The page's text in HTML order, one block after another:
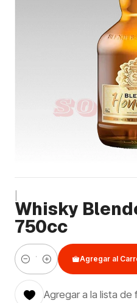
Whisky
750cc
Cantidad
Agregar al
Agregar a la lista de